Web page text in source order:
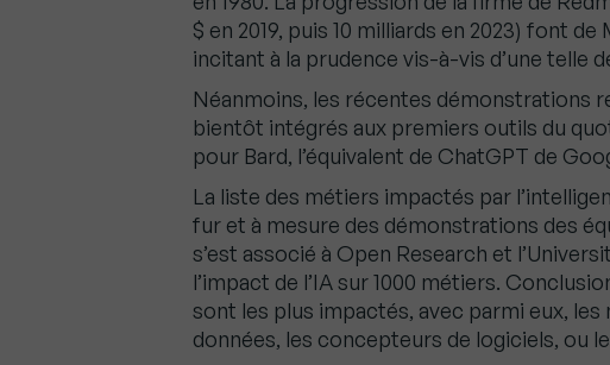
$ en 2019, puis 10 milliards en 2023) font
incitant à la prudence vis-à-vis d’une telle
Néanmoins, les récentes démonstrations
bientôt intégrés aux premiers outils du
pour Bard, l’équivalent de ChatGPT de
La liste des métiers impactés par
fur et à mesure des démonstrations des
s’est associé à Open Research et
l’impact de l’IA sur 1000 métiers.
sont les plus impactés, avec parmi eux,
données, les concepteurs de logiciels, ou